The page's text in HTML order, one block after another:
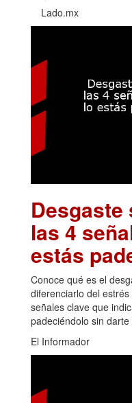
Lado.mx
las 4
estás
Conoce qué es el
diferenciarlo del
señales clave que
padeciéndolo sin
El Informador